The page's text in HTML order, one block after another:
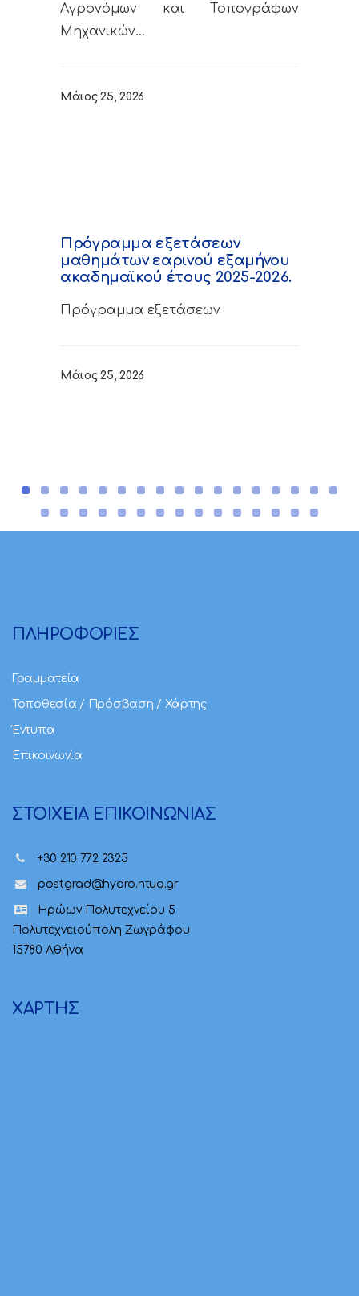
Αγρονόμων και Τοπογράφων
Μηχανικών…
Μάιος 25, 2026
Πρόγραμμα εξετάσεων
μαθημάτων εαρινού εξαμήνου
ακαδημαϊκού έτους 2025-2026.
Πρόγραμμα εξετάσεων
Μάιος 25, 2026
ΠΛΗΡΟΦΟΡΙΕΣ
Γραμματεία
Τοποθεσία / Πρόσβαση / Χάρτης
Έντυπα
Επικοινωνία
ΣΤΟΙΧΕΙΑ ΕΠΙΚΟΙΝΩΝΙΑΣ
+30 210 772 2325
postgrad@hydro.ntua.gr
Ηρώων Πολυτεχνείου 5
Πολυτεχνειούπολη Ζωγράφου
15780 Αθήνα
ΧΑΡΤΗΣ